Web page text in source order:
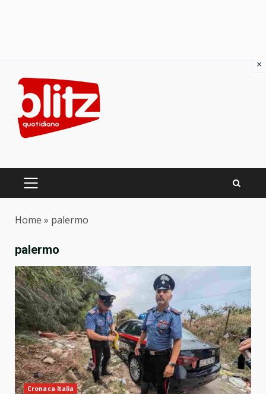
content
PRIMARY
Home » palermo
palermo
Cronaca Italia
×